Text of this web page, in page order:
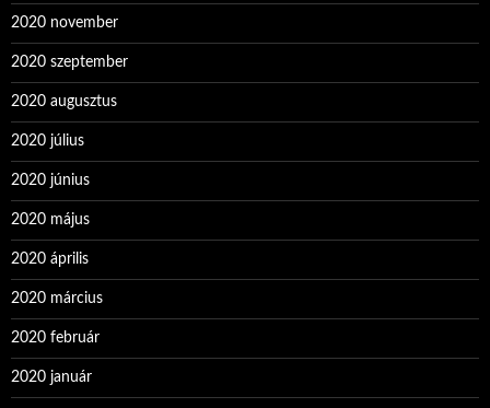
2020 november
2020 szeptember
2020 augusztus
2020 július
2020 június
2020 május
2020 április
2020 március
2020 február
2020 január